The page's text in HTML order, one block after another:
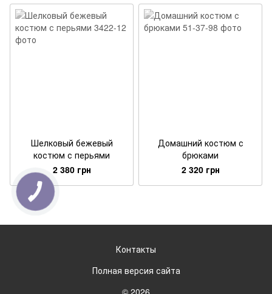
Шелковый бежевый
костюм с перьями
2 380 грн
Домашний костюм с
брюками
2 320 грн
Контакты
Полная версия сайта
© 2026